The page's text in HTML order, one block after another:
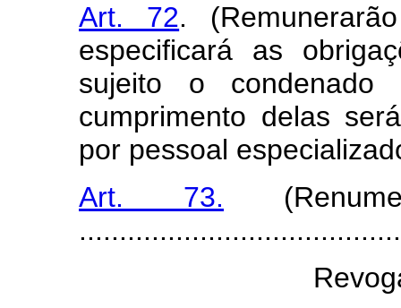
Art. 72.
especificará as
sujeito o
cumprimento delas
por pessoal
Art. 73.